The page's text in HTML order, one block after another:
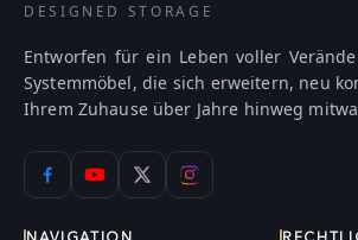
DESIGNED STORAGE
Entworfen für ein Leben voller
Systemmöbel, die sich erweitern, neu
Ihrem Zuhause über Jahre hinweg